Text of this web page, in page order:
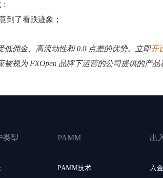
到了看跌迹象；
低佣金、高流动性和 0.0 点差的优势。立即开
视为 FXOpen 品牌下运营的公司提供的产
类型 PAMM
PAMM技术
出
入金